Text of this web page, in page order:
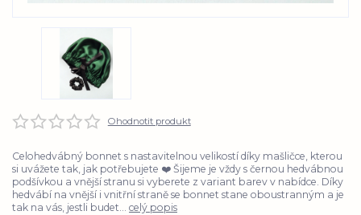
Ohodnotit produkt
Celohedvábný bonnet s nastavitelnou velikostí díky mašličce, kterou
si uvážete tak, jak potřebujete ❤️ Šijeme je vždy s černou hedvábnou
podšívkou a vnější stranu si vyberete z variant barev v nabídce. Díky
hedvábí na vnější i vnitřní straně se bonnet stane oboustranným a je
tak na vás, jestli budet... celý popis